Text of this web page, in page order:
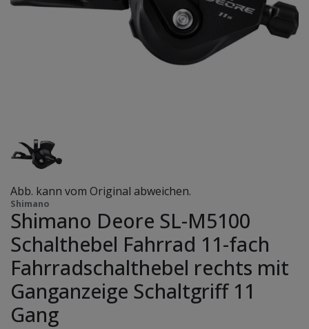
Abb. kann vom Original abweichen.
Shimano
Shimano Deore SL-M5100
Schalthebel Fahrrad 11-fach
Fahrradschalthebel rechts mit
Ganganzeige Schaltgriff 11
Gang